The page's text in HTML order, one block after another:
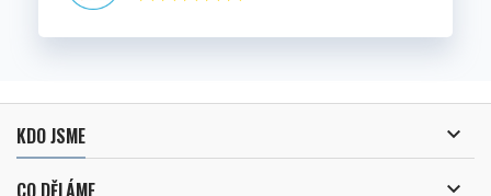
KDO JSME 
CO DĚLÁME 